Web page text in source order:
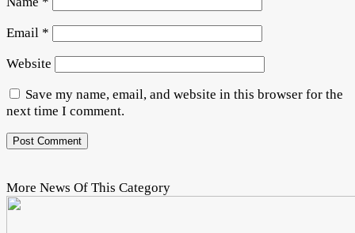
Email *
Website
Save my name, email, and website in this browser for the
next time I comment.
More News Of This Category